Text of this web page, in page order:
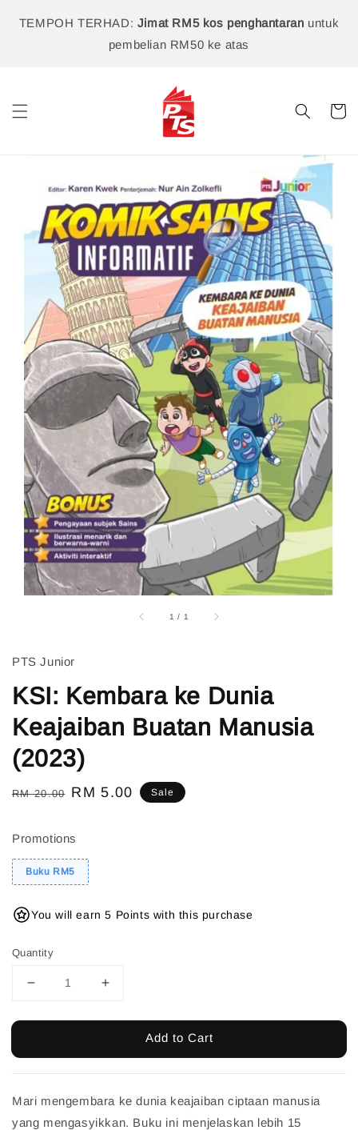
TEMPOH TERHAD: Jimat RM5 kos penghantaran untuk
pembelian RM50 ke atas
1 / 1
PTS Junior
KSI: Kembara ke Dunia
Keajaiban Buatan Manusia
(2023)
Regular
RM 20.00 Sale
RM 5.00 Sale
Promotions
Buku RM5
You will earn 5 Points with this purchase
Quantity
Add to Cart
​Mari mengembara ke dunia keajaiban ciptaan manusia
yang mengasyikkan. Buku ini menjelaskan lebih 15